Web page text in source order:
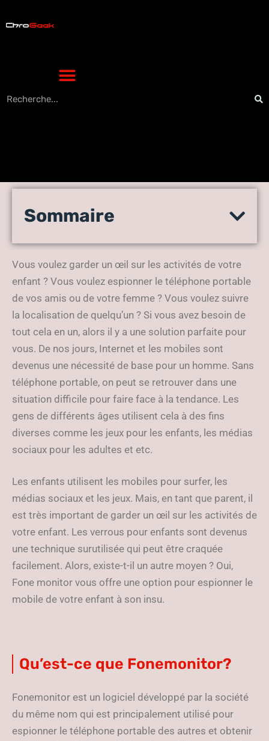
Espionner le téléphone des
Fonemonitor ?
Sommaire
Vous voulez garder un œil sur les activités de votre
enfant ? Vous voulez espionner le téléphone portable
de vos amis ou de votre femme ? Vous voulez suivre
la localisation de quelqu’un ? Si vous avez besoin de
tout cela en un, alors il y a une solution parfaite pour
vous. De nos jours, Internet et les mobiles sont
devenus une nécessité de base pour un homme. Sans
téléphone portable, on peut se retrouver dans une
situation difficile pour faire face à la tendance. Les
gens de différents âges utilisent cela à des fins
diverses comme les jeux pour les enfants, les médias
sociaux pour les adultes et etc.
Les enfants utilisent les mobiles pour surfer, les
médias sociaux et les jeux. Mais, en tant que parent, il
est très important de garder un œil sur les activités de
votre enfant. Les verrous pour enfants sont devenus
une technique surutilisée qui peut être craquée
facilement. Alors, existe-t-il un autre moyen ? Oui,
Fone monitor vous offre une option pour espionner le
mobile de votre enfant à son insu.
Qu’est-ce que Fonemonitor?
Fonemonitor est un logiciel développé par la société
du même nom qui est principalement utilisé pour
espionner le téléphone portable des autres et obtenir